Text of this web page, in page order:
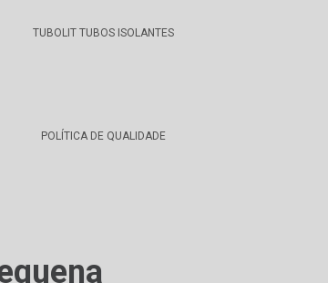
TUBOLIT TUBOS ISOLANTES
POLÍTICA DE QUALIDADE